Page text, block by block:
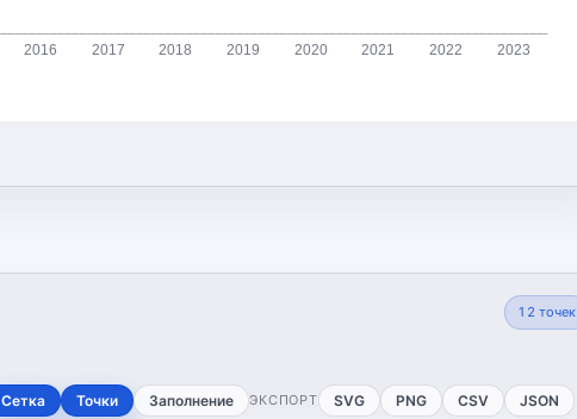
2016 2017 2018 2019 2020 2021 2022 2023
12 точек
Сетка Точки Заполнение ЭКСПОРТ SVG PNG CSV JSON